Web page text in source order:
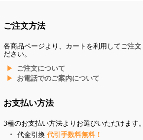
ご注文方法
各商品ページより、カートを利用してご注文
ださい。
ご注文について
お電話でのご案内について
お支払い方法
3種のお支払い方法よりお選びいただけます。
代金引換 代引手数料無料！